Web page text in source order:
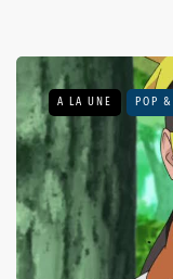
A LA UNE POP